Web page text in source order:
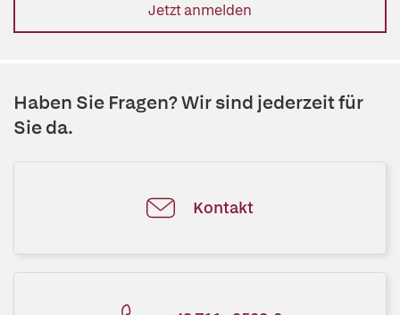
Jetzt anmelden
Haben Sie Fragen? Wir sind jederzeit für
Sie da.
Kontakt